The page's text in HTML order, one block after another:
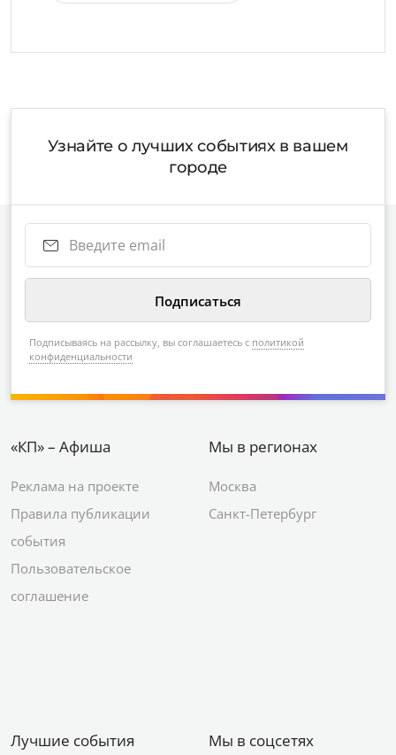
Узнайте о лучших событиях в вашем
городе
Подписываясь на рассылку, вы соглашаетесь с политикой
конфиденциальности
«КП» – Афиша
Реклама на проекте
Правила публикации
события
Пользовательское
соглашение
Мы в регионах
Москва
Санкт-Петербург
Лучшие события Мы в соцсетях